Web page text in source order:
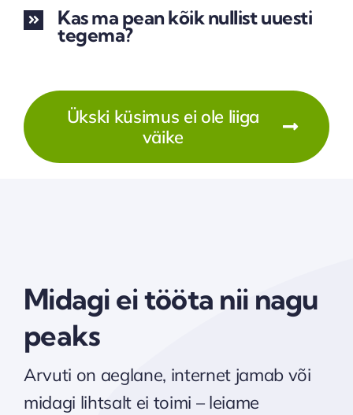
Kas ma pean kõik nullist uuesti
tegema?
Ükski küsimus ei ole liiga
väike
Midagi ei tööta nii nagu
peaks
Arvuti on aeglane, internet jamab või
midagi lihtsalt ei toimi – leiame